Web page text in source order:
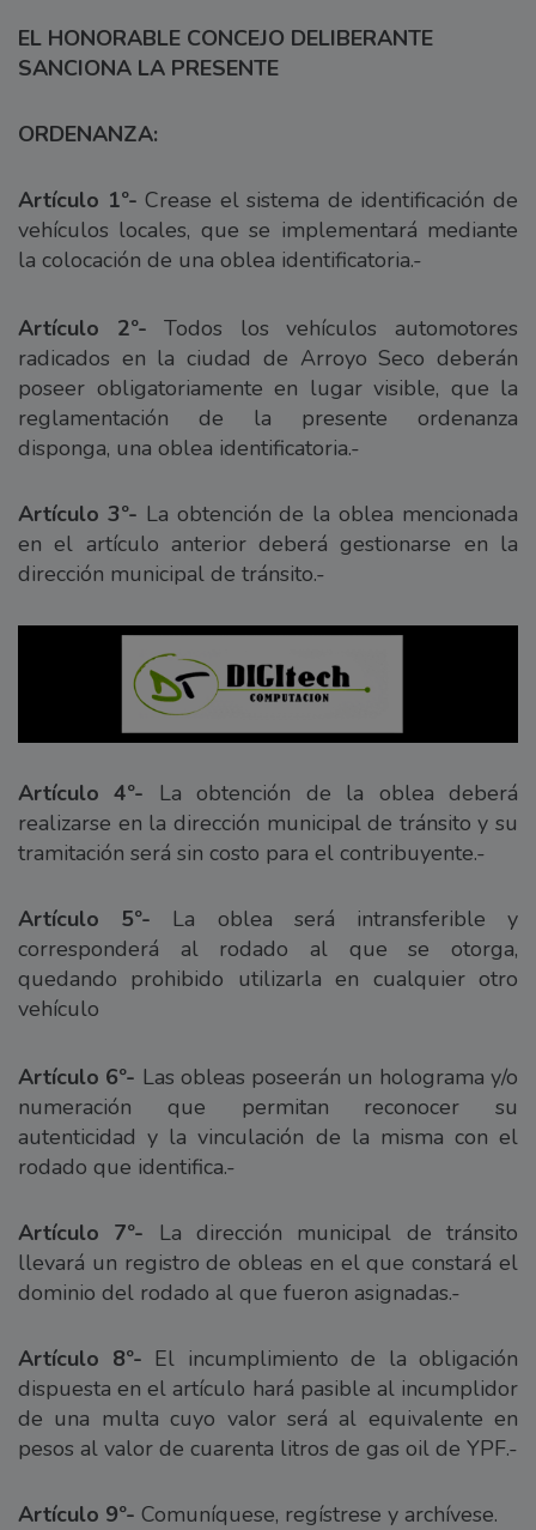
EL HONORABLE CONCEJO DELIBERANTE
SANCIONA LA PRESENTE
ORDENANZA:
Artículo 1º- Crease el sistema de identificación de
vehículos locales, que se implementará mediante
la colocación de una oblea identificatoria.-
Artículo 2º- Todos los vehículos automotores
radicados en la ciudad de Arroyo Seco deberán
poseer obligatoriamente en lugar visible, que la
reglamentación de la presente ordenanza
disponga, una oblea identificatoria.-
Artículo 3º- La obtención de la oblea mencionada
en el artículo anterior deberá gestionarse en la
dirección municipal de tránsito.-
Artículo 4º- La obtención de la oblea deberá
realizarse en la dirección municipal de tránsito y su
tramitación será sin costo para el contribuyente.-
Artículo 5º- La oblea será intransferible y
corresponderá al rodado al que se otorga,
quedando prohibido utilizarla en cualquier otro
vehículo
Artículo 6º- Las obleas poseerán un holograma y/o
numeración que permitan reconocer su
autenticidad y la vinculación de la misma con el
rodado que identifica.-
Artículo 7º- La dirección municipal de tránsito
llevará un registro de obleas en el que constará el
dominio del rodado al que fueron asignadas.-
Artículo 8º- El incumplimiento de la obligación
dispuesta en el artículo hará pasible al incumplidor
de una multa cuyo valor será al equivalente en
pesos al valor de cuarenta litros de gas oil de YPF.-
Artículo 9º- Comuníquese, regístrese y archívese.